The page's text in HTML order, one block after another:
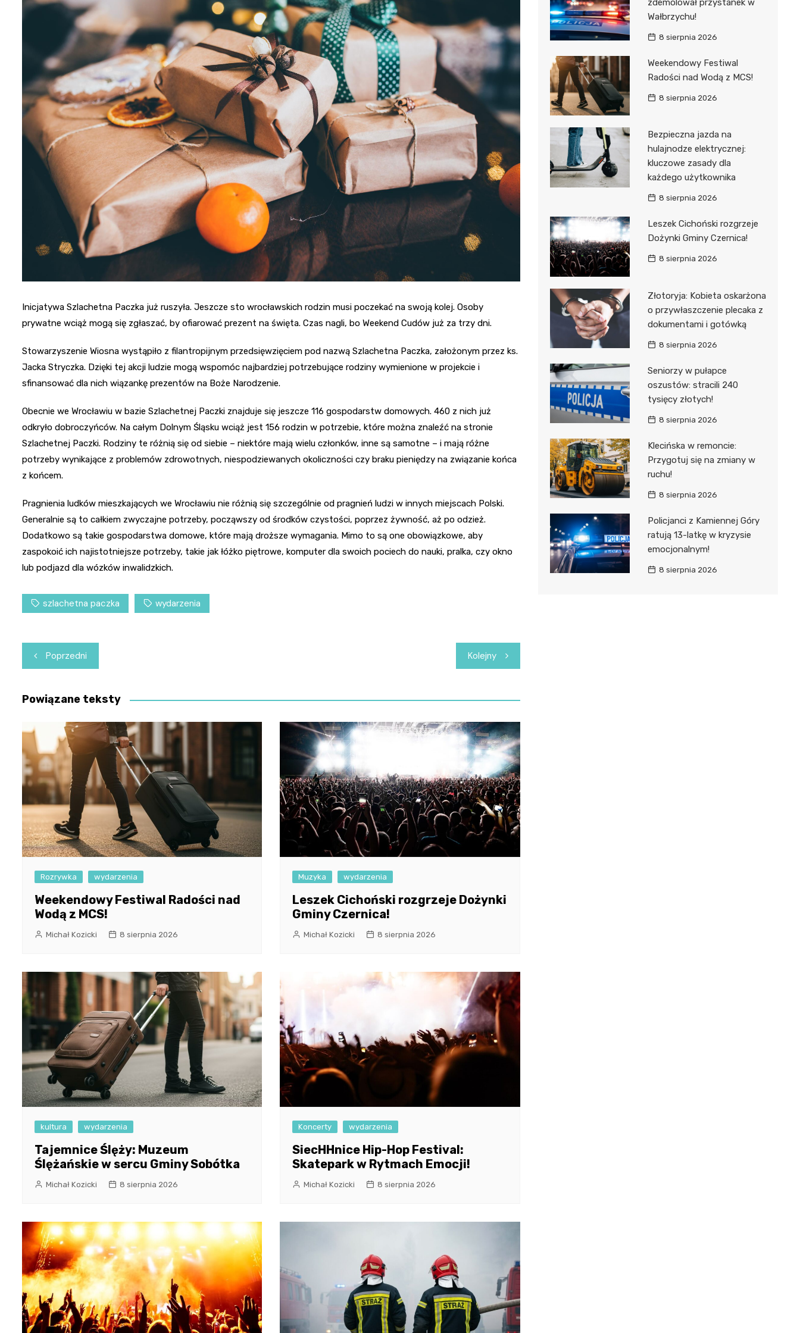
Fryzjer
Kino
Poczta
Inicjatywa Szlachetna Paczka już ruszyła. Jeszcze sto wrocławskich rodzin musi poczekać na swoją kolej. Osoby
prywatne wciąż mogą się zgłaszać, by ofiarować prezent na święta. Czas nagli, bo Weekend Cudów już za trzy dni.
Stowarzyszenie Wiosna wystąpiło z filantropijnym przedsięwzięciem pod nazwą Szlachetna Paczka, założonym przez ks.
Jacka Stryczka. Dzięki tej akcji ludzie mogą wspomóc najbardziej potrzebujące rodziny wymienione w projekcie i
sfinansować dla nich wiązankę prezentów na Boże Narodzenie.
Obecnie we Wrocławiu w bazie Szlachetnej Paczki znajduje się jeszcze 116 gospodarstw domowych. 460 z nich już
odkryło dobroczyńców. Na całym Dolnym Śląsku wciąż jest 156 rodzin w potrzebie, które można znaleźć na stronie
Szlachetnej Paczki. Rodziny te różnią się od siebie – niektóre mają wielu członków, inne są samotne – i mają różne
potrzeby wynikające z problemów zdrowotnych, niespodziewanych okoliczności czy braku pieniędzy na związanie końca
z końcem.
Pragnienia ludków mieszkających we Wrocławiu nie różnią się szczególnie od pragnień ludzi w innych miejscach Polski.
Generalnie są to całkiem zwyczajne potrzeby, począwszy od środków czystości, poprzez żywność, aż po odzież.
Dodatkowo są takie gospodarstwa domowe, które mają droższe wymagania. Mimo to są one obowiązkowe, aby
zaspokoić ich najistotniejsze potrzeby, takie jak łóżko piętrowe, komputer dla swoich pociech do nauki, pralka, czy okno
lub podjazd dla wózków inwalidzkich.
szlachetna paczka wydarzenia
Nawigacja
wpisu
Poprzedni Kolejny
Powiązane teksty
Rozrywka wydarzenia
Weekendowy Festiwal Radości nad
Wodą z MCS!
Michał Kozicki 8 sierpnia 2026
Muzyka wydarzenia
Leszek Cichoński rozgrzeje Dożynki
Gminy Czernica!
Michał Kozicki 8 sierpnia 2026
kultura wydarzenia
Tajemnice Ślęży: Muzeum
Ślężańskie w sercu Gminy Sobótka
Michał Kozicki 8 sierpnia 2026
Koncerty wydarzenia
SiecHHnice Hip-Hop Festival:
Skatepark w Rytmach Emocji!
Michał Kozicki 8 sierpnia 2026
zdemolował przystanek w
Wałbrzychu!
8 sierpnia 2026
Weekendowy Festiwal
Radości nad Wodą z MCS!
8 sierpnia 2026
Bezpieczna jazda na
hulajnodze elektrycznej:
kluczowe zasady dla
każdego użytkownika
8 sierpnia 2026
Leszek Cichoński rozgrzeje
Dożynki Gminy Czernica!
8 sierpnia 2026
Złotoryja: Kobieta oskarżona
o przywłaszczenie plecaka z
dokumentami i gotówką
8 sierpnia 2026
Seniorzy w pułapce
oszustów: stracili 240
tysięcy złotych!
8 sierpnia 2026
Klecińska w remoncie:
Przygotuj się na zmiany w
ruchu!
8 sierpnia 2026
Policjanci z Kamiennej Góry
ratują 13-latkę w kryzysie
emocjonalnym!
8 sierpnia 2026